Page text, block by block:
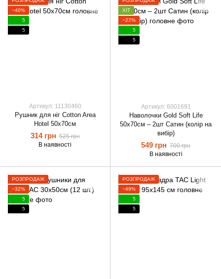
−40%
5
5
Артикул: 11130460
Рушник для ніг Cotton Area
Hotel 50х70см
314 грн 525 грн
В наявності
ХІТ
−22%
5
5
Артикул: 6001691
Наволочки Gold Soft Life
50х70см – 2шт Сатин (колір на
вибір)
549 грн 700 грн
В наявності
РОЗПРОДАЖ
−32%
5
5
РОЗПРОДАЖ
−49%
5
5